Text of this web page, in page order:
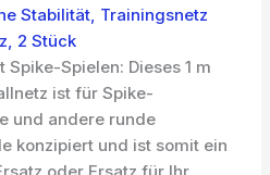
Stabilität, Trainingsnetz
2 Stück
Spike-Spielen: Dieses 1 m
ist für Spike-
und andere runde
konzipiert und ist somit ein